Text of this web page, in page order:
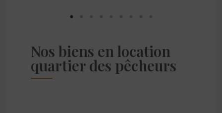
Nos biens en location
quartier des pêcheurs